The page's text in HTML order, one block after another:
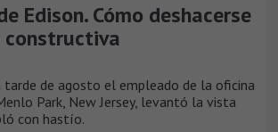
Edison. Cómo deshacerse
tarde de agosto el empleado de la oficina
Park, New Jersey, levantó la vista
con hastío.